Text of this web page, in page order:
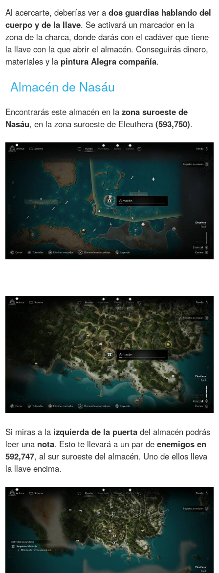
Al acercarte, deberías ver ados guardias hablando del
cuerpo y de la llave. Se activará un marcador en la
zona de la charca, donde darás con el cadáver que tiene
la llave con la que abrir el almacén. Conseguirás dinero,
materiales y la pintura Alegra compañía.
Almacén de Nasáu
Encontrarás este almacén en lazona suroeste de
Nasáu, en la zona suroeste de Eleuthera(593,750).
Si miras a la izquierda de la puerta del almacén podrás
leer una nota. Esto te llevará a un par deenemigos en
592,747, al sur suroeste del almacén. Uno de ellos lleva
la llave encima.